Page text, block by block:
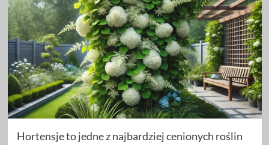
Hortensje to jedne z najbardziej cenionych roślin